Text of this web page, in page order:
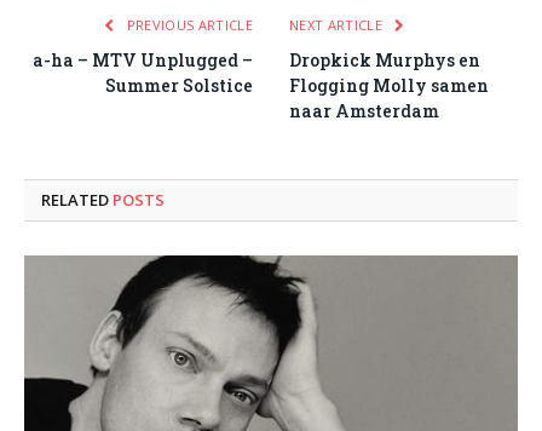
PREVIOUS ARTICLE
a-ha – MTV Unplugged –
Summer Solstice
NEXT ARTICLE
Dropkick Murphys en
Flogging Molly samen
naar Amsterdam
RELATED POSTS